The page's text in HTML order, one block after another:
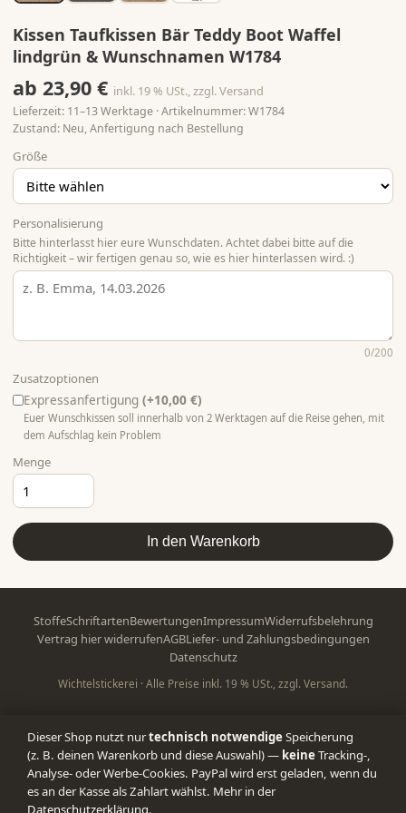
Kissen Taufkissen Bär Teddy Boot Waffel
lindgrün & Wunschnamen W1784
ab 23,90 € inkl. 19 % USt., zzgl. Versand
Lieferzeit: 11–13 Werktage · Artikelnummer: W1784
Zustand: Neu, Anfertigung nach Bestellung
Größe
Personalisierung
Bitte hinterlasst hier eure Wunschdaten. Achtet dabei bitte auf die
Richtigkeit – wir fertigen genau so, wie es hier hinterlassen wird. :)
0/200
Zusatzoptionen
Expressanfertigung (+10,00 €)
Euer Wunschkissen soll innerhalb von 2 Werktagen auf die Reise gehen, mit
dem Aufschlag kein Problem
Menge
In den Warenkorb
StoffeSchriftartenBewertungenImpressumWiderrufsbelehrung
Vertrag hier widerrufenAGBLiefer- und Zahlungsbedingungen
Datenschutz
Wichtelstickerei · Alle Preise inkl. 19 % USt., zzgl. Versand.
Dieser Shop nutzt nurtechnisch notwendigeSpeicherung
(z. B. deinen Warenkorb und diese Auswahl) — keineTracking-,
Analyse- oder Werbe-Cookies. PayPal wird erst geladen, wenn du
es an der Kasse als Zahlart wählst. Mehr in der
Datenschutzerklärung.